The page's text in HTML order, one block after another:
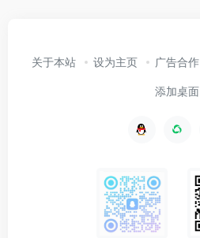
关于本站 设为主页 广告合作
添加桌面